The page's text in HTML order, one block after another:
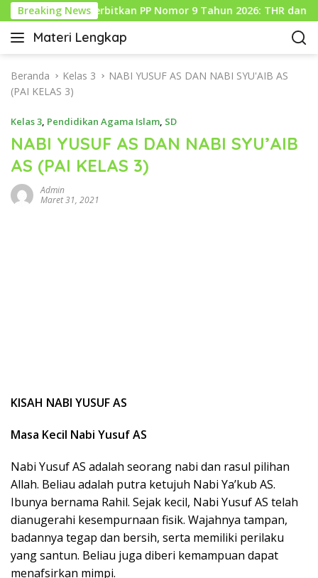
a
Breaking News
Pemerintah Terbitkan PP Nomor 9 Tahun 2026: THR dan Gaji
Materi Lengkap
I
f
o
e
n
d
i
Beranda Kelas 3
NABI YUSUF AS DAN NABI SYU'AIB AS
(PAI KELAS 3)
Kelas 3, Pendidikan Agama Islam, SD
NABI YUSUF AS DAN NABI SYU’AIB
AS (PAI KELAS 3)
Admin
Maret 31, 2021
KISAH NABI YUSUF AS
Masa Kecil Nabi Yusuf AS
Nabi Yusuf AS adalah seorang nabi dan rasul pilihan
Allah. Beliau adalah putra ketujuh Nabi Ya’kub AS.
Ibunya bernama Rahil. Sejak kecil, Nabi Yusuf AS telah
dianugerahi kesempurnaan fisik. Wajahnya tampan,
badannya tegap dan bersih, serta memiliki perilaku
yang santun. Beliau juga diberi kemampuan dapat
menafsirkan mimpi.